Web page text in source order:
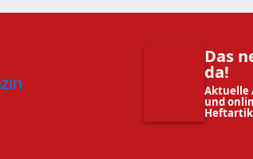
Das
da!
Aktuelle
und